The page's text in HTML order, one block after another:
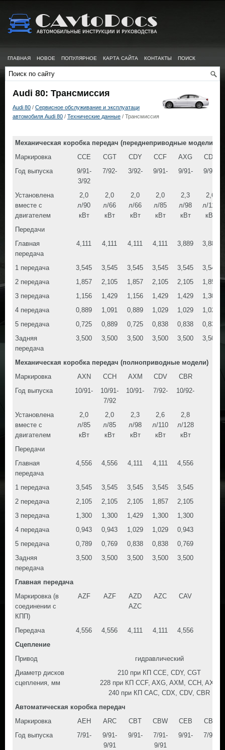
ГЛАВНАЯ НОВОЕ ПОПУЛЯРНОЕ КАРТА САЙТА КОНТАКТЫ ПОИСК
Audi 80: Трансмиссия
Audi 80 / Сервисное обслуживание и эксплуатаци
автомобиля Audi 80 / Технические данные / Трансмиссия
Механическая коробка передач (переднеприводные модели)
Маркировка
ССЕ CGT CDY CCF AXG
CDX
Год выпуска
9/91-
3/92
7/92- 3/92- 9/91- 9/91- 9/92-
Установлена
вместе с
двигателем
2,0
л/90
кВт
2,0
л/66
кВт
2,0
л/66
кВт
2,0
л/85
кВт
2,3
л/98
кВт
2,6
л/110
кВт
Передачи
Главная
передача
4,111 4,111 4,111 4,111 3,889 3,889
1 передача 3,545 3,545 3,545 3,545 3,545
3,545
2 передача
1,857 2,105 1,857 2,105 2,105
1,857
3 передача
1,156 1,429 1,156 1,429 1,429
1,300
4 передача
0,889 1,091 0,889 1,029 1,029
1,029
5 передача
0,725 0,889 0,725 0,838 0,838
0,838
Задняя
передача
3,500 3,500 3,500 3,500 3,500 3,500
Механическая коробка передач (полноприводные модели)
Маркировка
AXN CCH AXM CDV
CBR
Год выпуска
10/91-
10/91-
7/92
10/91- 7/92- 10/92-
Установлена
вместе с
двигателем
2,0
л/85
кВт
2,0
л/85
кВт
2,3
л/98
кВт
2,6
л/110
кВт
2,8
л/128
кВт
Передачи
Главная
передача
4,556 4,556 4,111 4,111 4,556
1 передача 3,545 3,545 3,545 3,545
3,545
2 передача
2,105 2,105 2,105 1,857
2,105
3 передача
1,300 1,300 1,429 1,300
1,300
4 передача
0,943 0,943 1,029 1,029
0,943
5 передача
0,789 0,769 0,838 0,838
0,769
Задняя
передача
3,500 3,500 3,500 3,500 3,500
Главная передача
Маркировка (в
соединении с
КПП)
AZF AZF
AZD
AZC
AZC CAV
Передача 4,556 4,556 4,111 4,111
4,556
Сцепление
Привод
гидравлический
Диаметр дисков
сцепления, мм
210 при КП CCE, CDY, CGT
228 при КП CCF, AXG, AXM, CCH, AXN
240 при КП CAC, CDX, CDV, CBR
Автоматическая коробка передач
Маркировка
AEH ARC CBT CBW CEB
CBV
Год выпуска
7/91-
9/91-
9/91
9/91-
7/91-
9/91
9/91- 7/91-